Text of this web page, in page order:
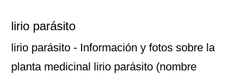
lirio parásito
lirio parásito - Información y fotos sobre la
planta medicinal lirio parásito (nombre